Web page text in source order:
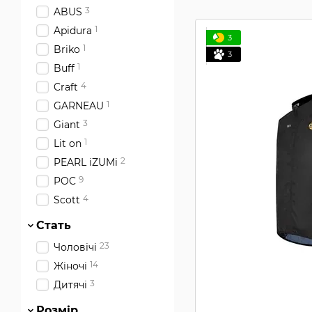
3
3
ABUS 3
Apidura 1
Briko 1
Buff 1
Craft 4
GARNEAU 1
Giant 3
Lit on 1
PEARL iZUMi 2
POC 9
Scott 4
Стать
Чоловічі 23
Жіночі 14
Дитячі 3